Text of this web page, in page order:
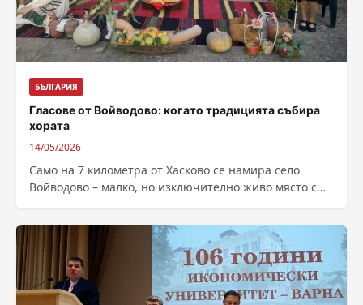
БЪЛГАРИЯ
Гласове от Войводово: когато традицията събира
хората
14/05/2026
Само на 7 километра от Хасково се намира село
Войводово – малко, но изключително живо място с